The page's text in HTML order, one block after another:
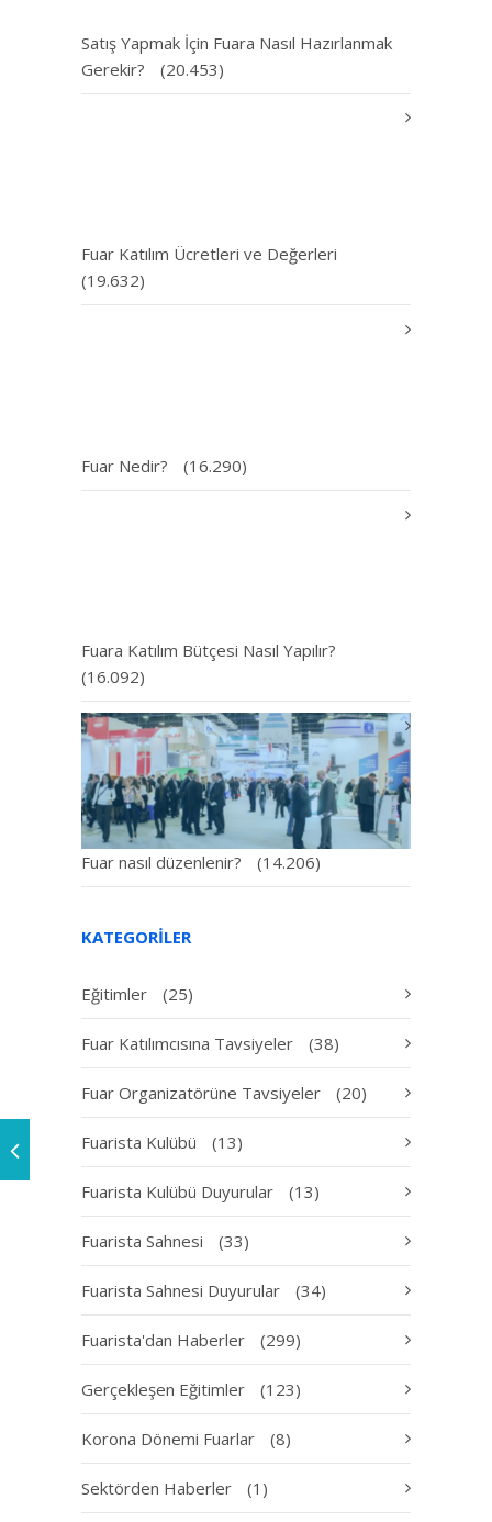
Satış Yapmak İçin Fuara Nasıl Hazırlanmak
Gerekir?
(20.453)
Fuar Katılım Ücretleri ve Değerleri
(19.632)
Fuar Nedir? (16.290)
Fuara Katılım Bütçesi Nasıl Yapılır?
(16.092)
Fuar nasıl düzenlenir? (14.206)
KATEGORILER
Eğitimler (25)
Fuar Katılımcısına Tavsiyeler (38)
Fuar Organizatörüne Tavsiyeler (20)
Fuarista Kulübü (13)
Fuarista Kulübü Duyurular (13)
Fuarista Sahnesi (33)
Fuarista Sahnesi Duyurular (34)
Fuarista'dan Haberler (299)
Gerçekleşen Eğitimler (123)
Korona Dönemi Fuarlar (8)
Sektörden Haberler (1)